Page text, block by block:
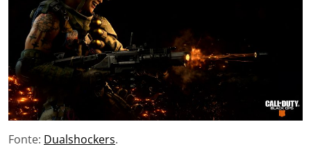
Fonte: Dualshockers.